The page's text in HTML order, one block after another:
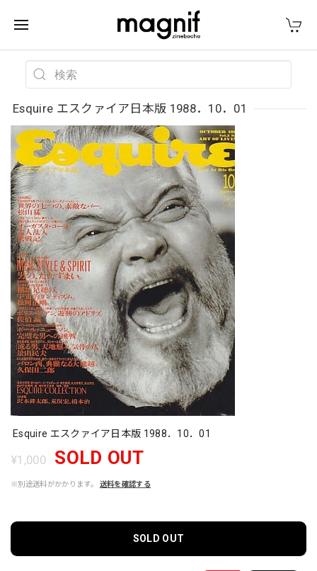
Esquire エスクァイア日本版 1988．10．01
Esquire エスクァイア日本版 1988．10．01
¥1,000 SOLD OUT
※別途送料がかかります。 送料を確認する
SOLD OUT